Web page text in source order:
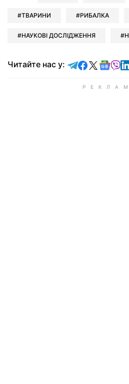
ТВАРИНИ РИБАЛКА
НАУКОВІ ДОСЛІДЖЕННЯ
Читайте нас у: Читайте у
Читайте у